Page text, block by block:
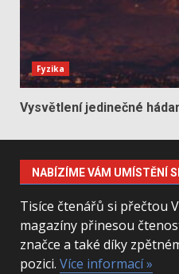
Fyzika
Vysvětlení jedinečné
NABÍZÍME VÁM UMÍSTĚNÍ
Tisíce čtenářů si přečtou
magazíny přinesou
značce a také díky
pozici. Více informací »